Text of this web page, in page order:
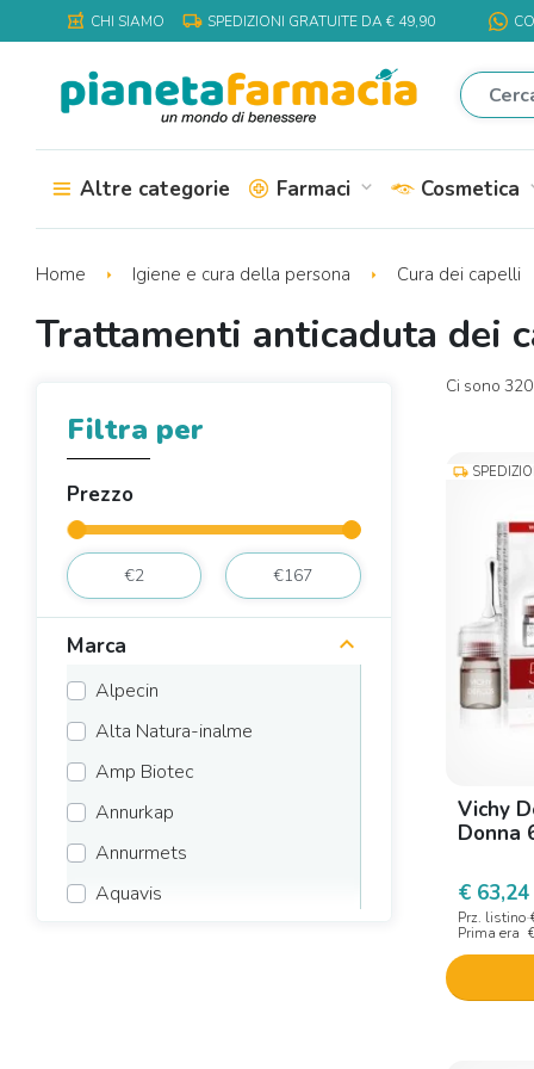
local_pharmacy CHI SIAMO local_shipping SPEDIZIONI GRATUITE DA € 49,90
Altre categorie Farmaci expand_more Cosmetica
Home Igiene e cura della persona Cura dei capelli
Trattamenti anticaduta dei
Filtra per
Prezzo
Marca
Alpecin
Alta Natura-inalme
Amp Biotec
Annurkap
Annurmets
Aquavis
Ci sono
local_shipping
Vichy
Donna
€ 63,24
Prz. listino
Prima era